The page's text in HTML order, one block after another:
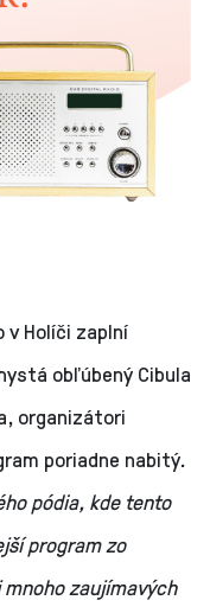
v Holíči zaplní
obľúbený Cibula
organizátori
poriadne nabitý.
pódia, kde tento
program zo
zaujímavých